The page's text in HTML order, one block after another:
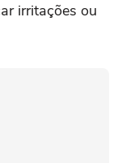
irritações ou